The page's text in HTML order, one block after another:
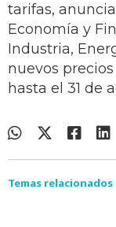
tarifas,
Economía y
Industria,
nuevos
hasta el 31 de
Temas relacionados